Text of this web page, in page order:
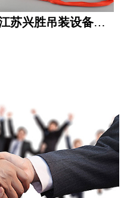
江苏兴胜吊装设备有限公司运作模式